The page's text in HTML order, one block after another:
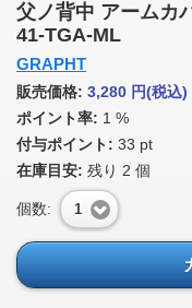
父ノ背中 アームカ
41-TGA-ML
GRAPHT
販売価格: 3,280 円(税込)
ポイント率: 1 %
付与ポイント: 33 pt
在庫目安: 残り 2 個
個数: 1